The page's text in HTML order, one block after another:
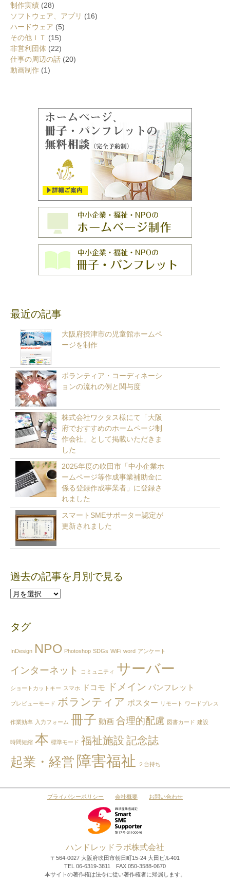
制作実績 (28)
ソフトウェア、アプリ (16)
ハードウェア (5)
その他ＩＴ (15)
非営利団体 (22)
仕事の周辺の話 (20)
動画制作 (1)
最近の記事
大阪府摂津市の児童館ホームペ
ージを制作
ボランティア・コーディネーシ
ョンの流れの例と関与度
株式会社ワクタス様にて「大阪
府でおすすめのホームページ制
作会社」として掲載いただきま
した
2025年度の吹田市「中小企業ホ
ームページ等作成事業補助金に
係る登録作成事業者」に登録さ
れました
スマートSMEサポーター認定が
更新されました
過去の記事を月別で見る
過
記
を
別
見
る
タグ
InDesign NPO Photoshop SDGs WiFi word アンケート
インターネット コミュニティ サーバー
ショートカットキー スマホ ドコモ ドメイン パンフレット
プレビューモード ボランティア ポスター リモート ワードプレス
作業効率 入力フォーム 冊子 動画 合理的配慮 図書カード 建設
時間短縮 本 標準モード 福祉施設 記念誌
起業・経営 障害福祉 ２台持ち
プライバシーポリシー 会社概要 お問い合わせ
ハンドレッドラボ株式会社
〒564-0027 大阪府吹田市朝日町15-24 大田ビル401
TEL 06-6319-3811 FAX 050-3588-0670
本サイトの著作権は法令に従い著作権者に帰属します。